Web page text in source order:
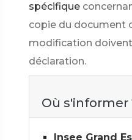
spécifique
copie du document
modification
déclaration.
Où s'informer
Insee Grand